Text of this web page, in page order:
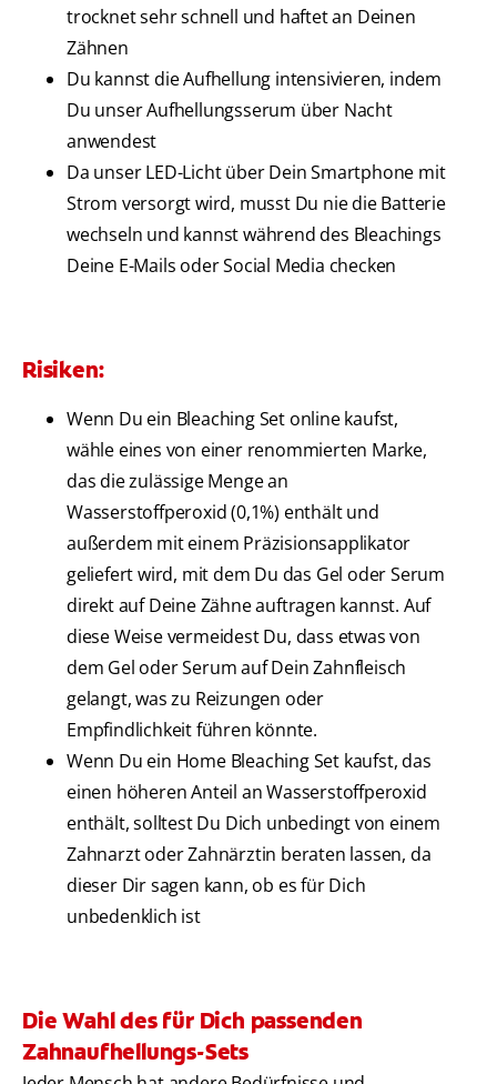
trocknet sehr schnell und haftet an Deinen
Zähnen
Du kannst die Aufhellung intensivieren, indem
Du unser Aufhellungsserum über Nacht
anwendest
Da unser LED-Licht über Dein Smartphone mit
Strom versorgt wird, musst Du nie die Batterie
wechseln und kannst während des Bleachings
Deine E-Mails oder Social Media checken
Risiken:
Wenn Du ein Bleaching Set online kaufst,
wähle eines von einer renommierten Marke,
das die zulässige Menge an
Wasserstoffperoxid (0,1%) enthält und
außerdem mit einem Präzisionsapplikator
geliefert wird, mit dem Du das Gel oder Serum
direkt auf Deine Zähne auftragen kannst. Auf
diese Weise vermeidest Du, dass etwas von
dem Gel oder Serum auf Dein Zahnfleisch
gelangt, was zu Reizungen oder
Empfindlichkeit führen könnte.
Wenn Du ein Home Bleaching Set kaufst, das
einen höheren Anteil an Wasserstoffperoxid
enthält, solltest Du Dich unbedingt von einem
Zahnarzt oder Zahnärztin beraten lassen, da
dieser Dir sagen kann, ob es für Dich
unbedenklich ist
Die Wahl des für Dich passenden
Zahnaufhellungs-Sets